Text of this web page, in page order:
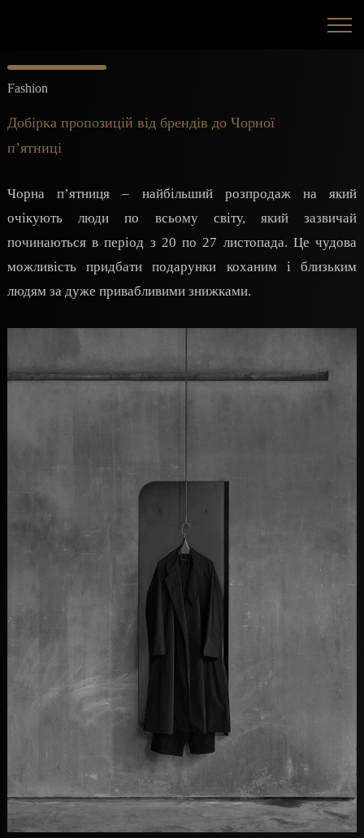
Fashion
Добірка пропозицій від брендів до Чорної
пʼятниці
Чорна п’ятниця – найбільший розпродаж на який
очікують люди по всьому світу, який зазвичай
починаються в період з 20 по 27 листопада. Це чудова
можливість придбати подарунки коханим і близьким
людям за дуже привабливими знижками.